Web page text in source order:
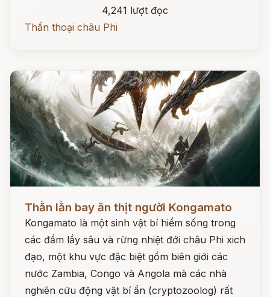
4,241 lượt đọc
Thần thoại châu Phi
Đọc ngay
Thằn lằn bay ăn thịt người Kongamato
Kongamato là một sinh vật bí hiểm sống trong
các đầm lầy sâu và rừng nhiệt đới châu Phi xich
đạo, một khu vực đặc biệt gồm biên giới các
nước Zambia, Congo và Angola mà các nhà
nghiên cứu động vật bí ẩn (cryptozoolog) rất